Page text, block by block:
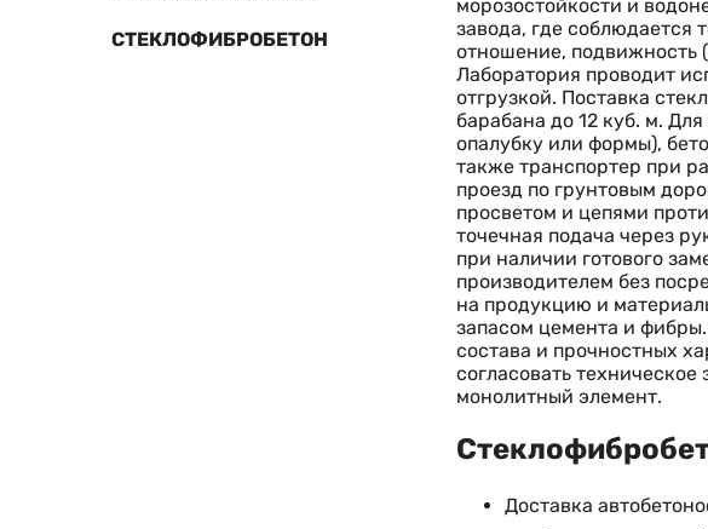
СТЕКЛОФИБРОБЕТОН
морозостойкости и
завода, где соблюдается
отношение, подвижность
Лаборатория проводит
отгрузкой. Поставка
барабана до 12 куб. м.
опалубку или формы),
также транспортер при
проезд по грунтовым
просветом и цепями
точечная подача через
при наличии готового
производителем без
на продукцию и
запасом цемента и
состава и прочностных
согласовать
монолитный элемент.
Доставка